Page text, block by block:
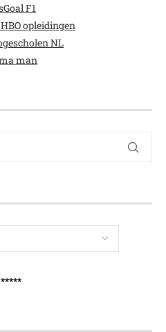
F1
opleidingen
NL
man
*****